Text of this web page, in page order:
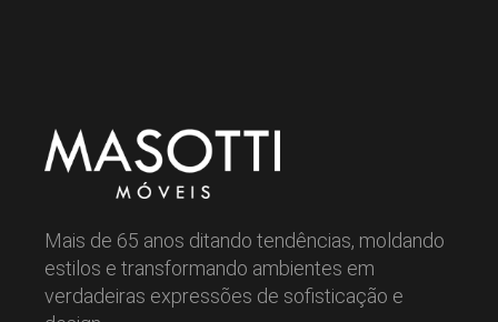
Mais de 65 anos ditando tendências, moldando
estilos e transformando ambientes em
verdadeiras expressões de sofisticação e